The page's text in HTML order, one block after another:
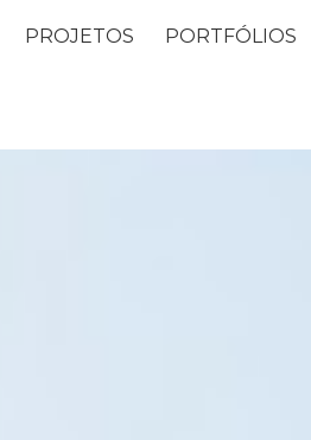
PROJETOS PORTFÓLIOS